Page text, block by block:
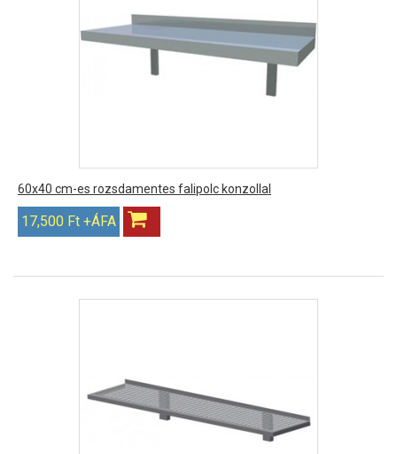
60x40 cm-es rozsdamentes falipolc konzollal
17,500 Ft +ÁFA